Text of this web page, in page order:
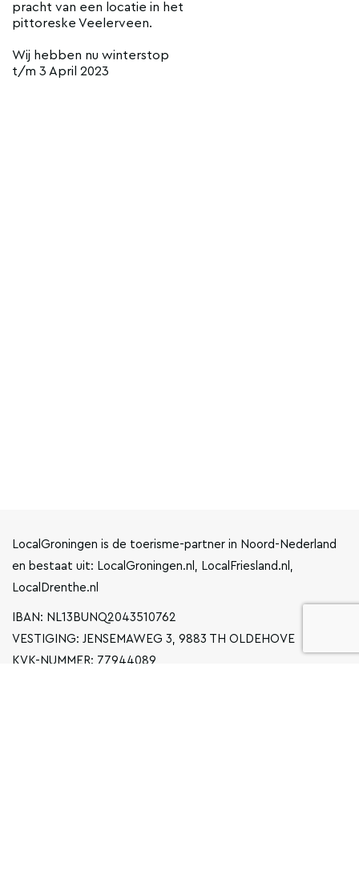
pracht van een locatie in het
pittoreske Veelerveen.
Wij hebben nu winterstop
t/m 3 April 2023
LocalGroningen is de toerisme-partner in Noord-Nederland
en bestaat uit: LocalGroningen.nl, LocalFriesland.nl,
LocalDrenthe.nl
IBAN: NL13BUNQ2043510762
VESTIGING: JENSEMAWEG 3, 9883 TH OLDEHOVE
KVK-NUMMER: 77944089